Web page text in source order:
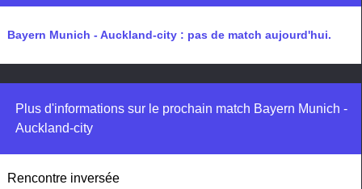
Bayern Munich - Auckland-city : pas de match aujourd'hui.
Plus d'informations sur le prochain match Bayern Munich -
Auckland-city
Rencontre inversée